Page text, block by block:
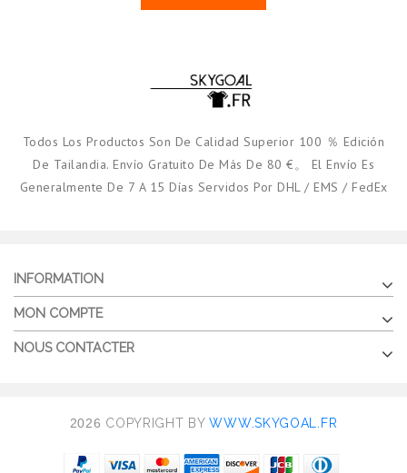
Todos Los Productos Son De Calidad Superior 100 ％ Edición
De Tailandia. Envío Gratuito De Más De 80 €。 El Envío Es
Generalmente De 7 A 15 Días Servidos Por DHL / EMS / FedEx
INFORMATION
MON COMPTE
NOUS CONTACTER
2026 COPYRIGHT BYWWW.SKYGOAL.FR